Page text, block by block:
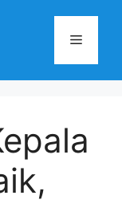
Menu